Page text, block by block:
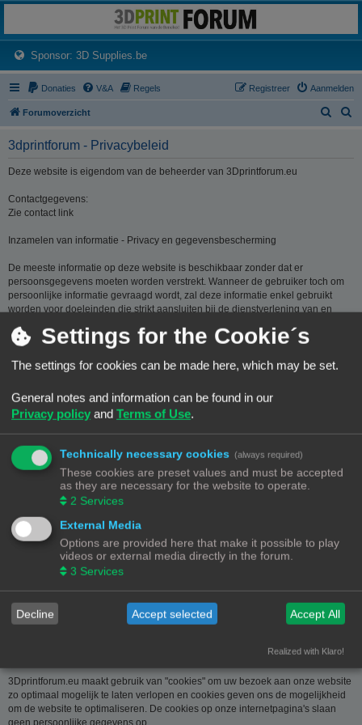
Het 3D print forum van de Benelux na de sluiting van 3dprintforum.nl
Sponsor: 3D Supplies.be(Opens a new tab)
Donaties V&A Regels Aanmelden
Registreer
Forumoverzicht
3dprintforum - Privacybeleid
Deze website is eigendom van de beheerder van 3Dprintforum.eu
Contactgegevens:
Zie contact link
Inzamelen van informatie - Privacy en gegevensbescherming
De meeste informatie op deze website is beschikbaar zonder dat er
persoonsgegevens moeten worden verstrekt. Wanneer de gebruiker toch om
persoonlijke informatie gevraagd wordt, zal deze informatie enkel gebruikt
worden voor doeleinden die strikt aansluiten bij de dienstverlening van en
registreren van een account dan wel op basis van haar gerechtvaardigd
belang om diensten te verlenen en u hiervoor te contacteren. De informatie
over u wordt u op verzoek meegedeeld. U kan deze, indien nodig, laten
contact link. Bent u het niet eens met de manier waarop 3DPrintforum.eu uw
gegevens verwerkt, kan u klacht indienen bij de
Gegevensbeschermingsautoriteit
(www.privacycommission.be
- Drukpersstraat 35 te 1000 Brussel). Meer
informatie over de manier waarop 3DPrintforum.eu omgaat met uw gegevens
vindt u in het algemeen beleid inzake gegevensbescherming. Door de
toegang tot en het gebruik van de website verklaart u zich uitdrukkelijk akkoord
met de volgende algemene voorwaarden:
Aansprakelijkheid
De op deze website beschikbaar gestelde informatie is met de grootste zorg
samengesteld. Uiteraard is deze informatie richtinggevend en door de
beknoptheid niet altijd volledig. Voor verdere en concrete uitleg kan u met
welke vorm dan ook die voortvloeit uit het gebruik van de aangeboden
informatie.
3Dprintforum.eu maakt gebruik van "cookies" om uw bezoek aan onze website
zo optimaal mogelijk te laten verlopen en cookies geven ons de mogelijkheid
om de website te optimaliseren. De cookies op onze internetpagina's slaan
geen persoonlijke gegevens op.
Settings for the Cookie´s
The settings for cookies can be made here, which may be set.
General notes and information can be found in our
Privacy policy and Terms of Use.
Technically necessary cookies (always required)
These cookies are preset values and must be accepted
as they are necessary for the website to operate.
2 Services
External Media
Options are provided here that make it possible to play
videos or external media directly in the forum.
3 Services
Decline Accept selected Accept All
Realized with Klaro!